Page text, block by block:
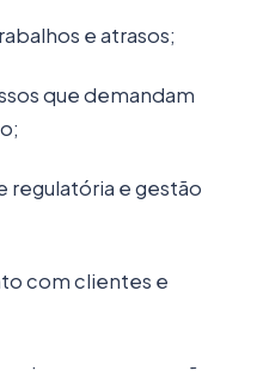
e atrasos;
que demandam
e gestão
com clientes e